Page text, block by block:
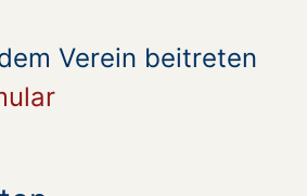
Verein beitreten